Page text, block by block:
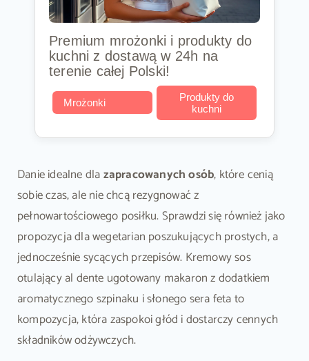
Premium mrożonki i produkty do
kuchni z dostawą w 24h na
terenie całej Polski!
Mrożonki
Produkty do
kuchni
Danie idealne dlazapracowanych osób, które cenią
sobie czas, ale nie chcą rezygnować z
pełnowartościowego posiłku. Sprawdzi się również jako
propozycja dla wegetarian poszukujących prostych, a
jednocześnie sycących przepisów. Kremowy sos
otulający al dente ugotowany makaron z dodatkiem
aromatycznego szpinaku i słonego sera feta to
kompozycja, która zaspokoi głód i dostarczy cennych
składników odżywczych.